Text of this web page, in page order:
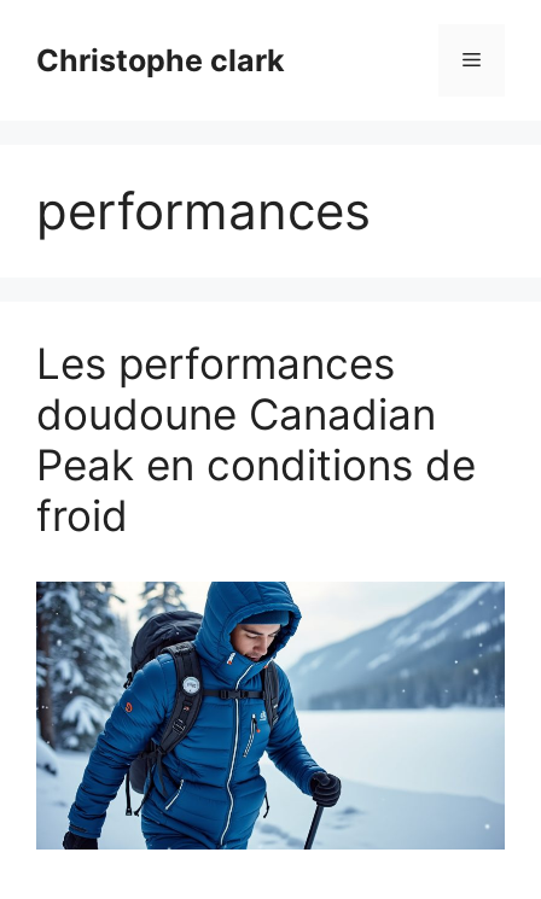
contenuChristophe clark Menu
performances
Les performances
doudoune Canadian
Peak en conditions de
froid